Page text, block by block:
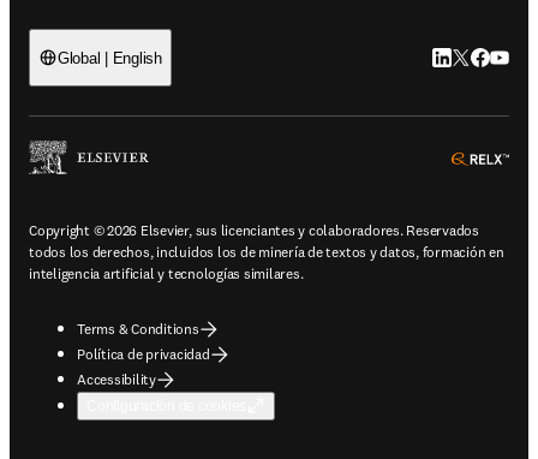
Global | English LinkedIn se
Twitter se
Copyright © 2026 Elsevier, sus licenciantes y colaboradores. Reservados
todos los derechos, incluidos los de minería de textos y datos, formación en
inteligencia artificial y tecnologías similares.
Terms & Conditions
Política de privacidad
Accessibility